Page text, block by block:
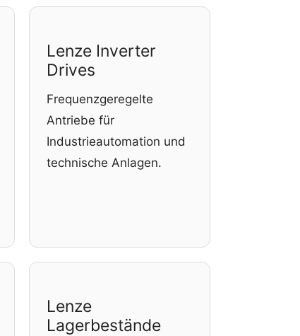
Lenze Inverter
Drives
Frequenzgeregelte
Antriebe für
Industrieautomation und
technische Anlagen.
Lenze
Lagerbestände